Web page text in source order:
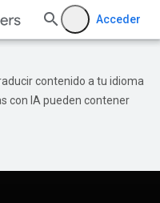
Acceder
contenido a tu idioma
con IA pueden contener